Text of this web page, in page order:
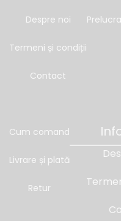
Despre noi
Termeni și condiții
Contact
Cum comand
Livrare și plată
Retur